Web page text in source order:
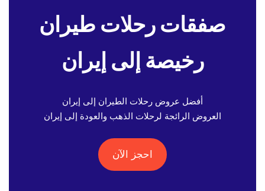
صفقات رحلات طيران
رخيصة إلى إيران
أفضل عروض رحلات الطيران إلى إيران
العروض الرائجة لرحلات الذهب والعودة إلى إيران
احجز الآن